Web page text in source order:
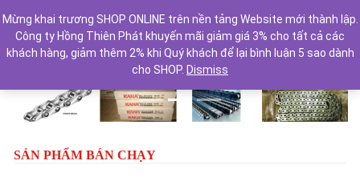
Previous Next
SẢN PHẨM BÁN CHẠY
Mừng khai trương SHOP ONLINE trên nền tảng Website mới thành lập.
Công ty Hồng Thiên Phát khuyến mãi giảm giá 3% cho tất cả các
khách hàng, giảm thêm 2% khi Quý khách để lại bình luận 5 sao dành
cho SHOP. Dismiss